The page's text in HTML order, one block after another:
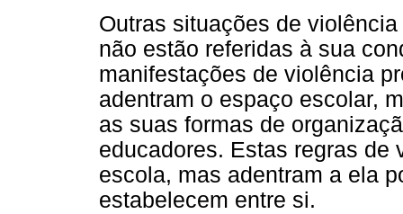
Outras situações de
não estão referidas à sua
manifestações de violência
adentram o espaço escolar,
as suas formas de
educadores. Estas regras
escola, mas adentram a ela
estabelecem entre si.